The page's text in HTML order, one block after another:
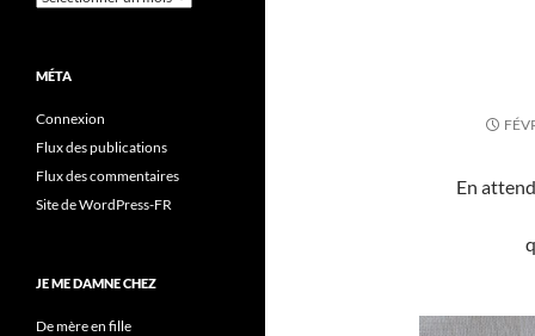
En
MÉTA
Connexion
Flux des publications
Flux des commentaires
Site de WordPress-FR
JE ME DAMNE CHEZ
De mère en fille